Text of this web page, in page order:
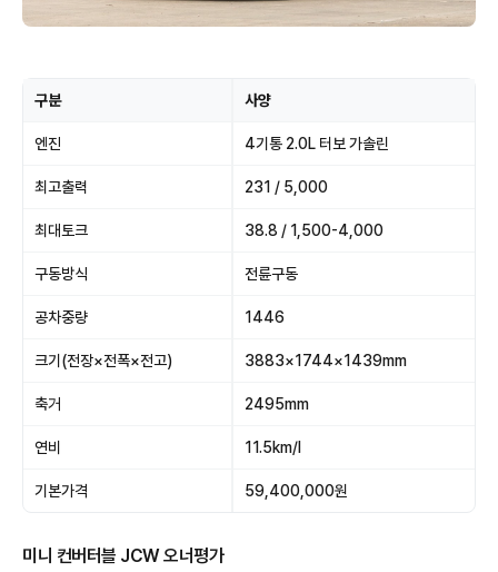
구분 사양
엔진 4기통 2.0L 터보 가솔린
최고출력 231 / 5,000
최대토크 38.8 / 1,500-4,000
구동방식 전륜구동
공차중량 1446
크기(전장×전폭×전고) 3883×1744×1439mm
축거 2495mm
연비 11.5km/l
기본가격 59,400,000원
미니 컨버터블 JCW 오너평가